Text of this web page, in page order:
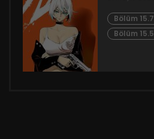
Bölüm 15.7
Bölüm 15.5